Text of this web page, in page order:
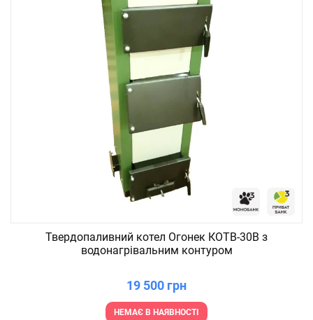
Твердопаливний котел Огонек КОТВ-30В з
водонагрівальним контуром
19 500 грн
НЕМАЄ В НАЯВНОСТІ